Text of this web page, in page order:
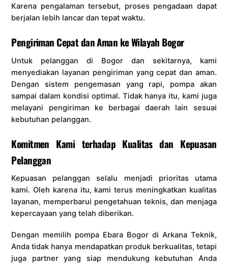
Karena pengalaman tersebut, proses pengadaan dapat
berjalan lebih lancar dan tepat waktu.
Pengiriman Cepat dan Aman ke Wilayah Bogor
Untuk pelanggan di Bogor dan sekitarnya, kami
menyediakan layanan pengiriman yang cepat dan aman.
Dengan sistem pengemasan yang rapi, pompa akan
sampai dalam kondisi optimal. Tidak hanya itu, kami juga
melayani pengiriman ke berbagai daerah lain sesuai
kebutuhan pelanggan.
Komitmen Kami terhadap Kualitas dan Kepuasan
Pelanggan
Kepuasan pelanggan selalu menjadi prioritas utama
kami. Oleh karena itu, kami terus meningkatkan kualitas
layanan, memperbarui pengetahuan teknis, dan menjaga
kepercayaan yang telah diberikan.
Dengan memilih pompa Ebara Bogor di Arkana Teknik,
Anda tidak hanya mendapatkan produk berkualitas, tetapi
juga partner yang siap mendukung kebutuhan Anda